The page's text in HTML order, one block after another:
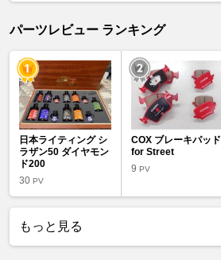
パーツレビュー ランキング
日本ライティング シ
ラザン50 ダイヤモン
ド200
30 PV
COX ブレーキパッド
for Street
9PV
もっと見る